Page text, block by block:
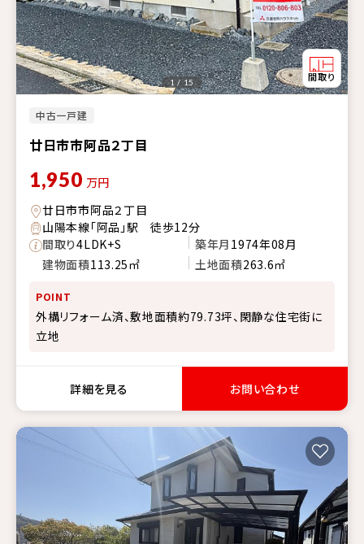
中古一戸建
廿日市市阿品２丁目
1 / 15
1,950 万円
廿日市市阿品２丁目
山陽本線「阿品」駅 徒歩12分
間取り4LDK+S 築年月 1974年08月
建物面積113.25㎡ 土地面積263.6㎡
POINT
外構リフォーム済、敷地面積約79.73坪、閑静な住宅街に
立地
詳細を見る お問い合わせ